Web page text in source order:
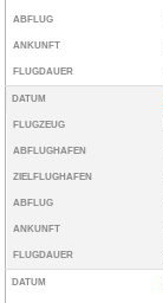
ABFLUG
ANKUNFT
FLUGDAUER
DATUM
FLUGZEUG
ABFLUGHAFEN
ZIELFLUGHAFEN
ABFLUG
ANKUNFT
FLUGDAUER
DATUM